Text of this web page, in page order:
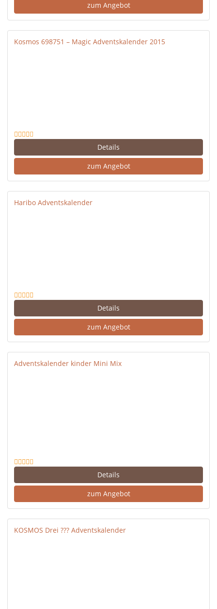
zum Angebot
Kosmos 698751 – Magic Adventskalender 2015
Details
zum Angebot
Haribo Adventskalender
Details
zum Angebot
Adventskalender kinder Mini Mix
Details
zum Angebot
KOSMOS Drei ??? Adventskalender